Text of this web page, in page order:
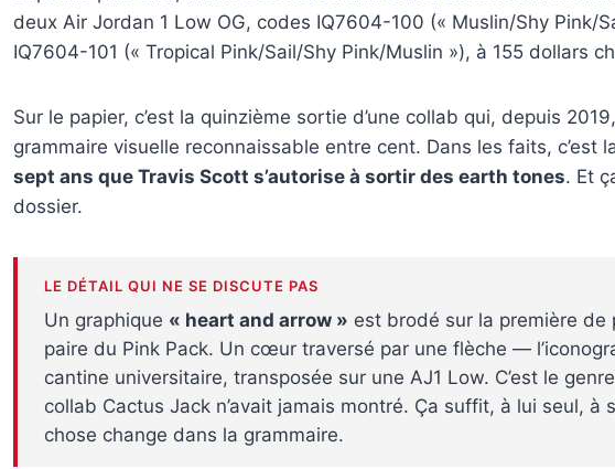
deux Air Jordan 1 Low OG, codes IQ7604-100 (« Muslin/Shy Pink/
IQ7604-101 (« Tropical Pink/Sail/Shy Pink/Muslin »), à 155 dollars
Sur le papier, c’est la quinzième sortie d’une collab qui, depuis
grammaire visuelle reconnaissable entre cent. Dans les faits, c’est
sept ans que Travis Scott s’autorise à sortir des earth tones. Et
dossier.
LE DÉTAIL QUI NE SE DISCUTE PAS
Un graphique « heart and arrow » est brodé sur la première de
paire du Pink Pack. Un cœur traversé par une flèche —
cantine universitaire, transposée sur une AJ1 Low. C’est le
collab Cactus Jack n’avait jamais montré. Ça suffit, à lui seul, à
chose change dans la grammaire.